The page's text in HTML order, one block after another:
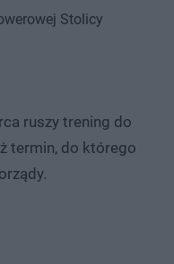
Stolicy
ruszy trening do
termin, do którego